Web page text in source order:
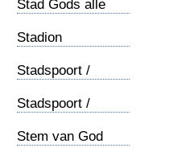
Stad Gods alle
Stadion
Stadspoort /
Stadspoort /
Stem van God